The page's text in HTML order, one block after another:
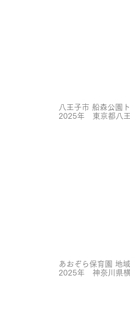
八王子市 船森公園
2025年 東京都八
あおぞら保育園 地
2025年 神奈川県横